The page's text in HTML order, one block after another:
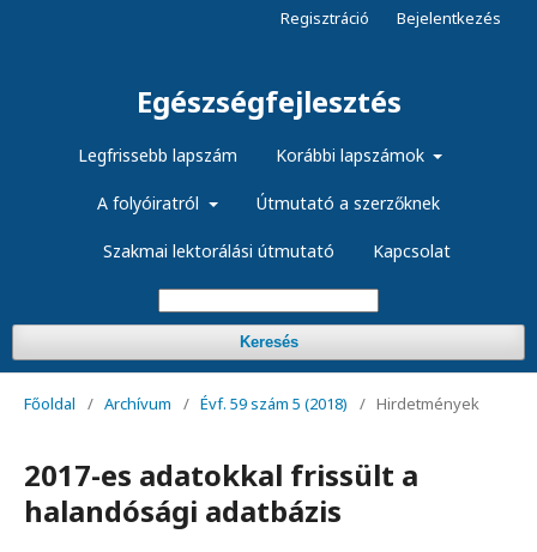
Egészségfejlesztés
Legfrissebb lapszám Korábbi lapszámok
A folyóiratról Útmutató a szerzőknek
Szakmai lektorálási útmutató Kapcsolat
Keresés
Regisztráció Bejelentkezés
Főoldal / Archívum / Évf. 59 szám 5 (2018) / Hirdetmények
2017-es adatokkal frissült a
halandósági adatbázis